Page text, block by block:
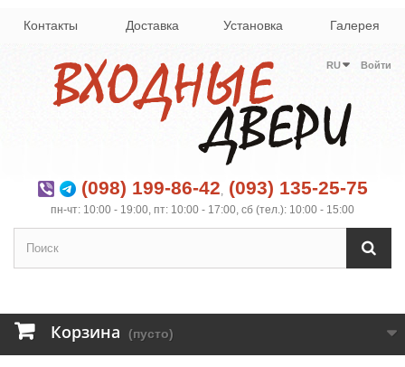
Контакты Доставка Установка Галерея
Войти
RU
(098) 199-86-42, (093) 135-25-75
пн-чт: 10:00 - 19:00, пт: 10:00 - 17:00, сб (тел.): 10:00 - 15:00
Корзина (пусто)